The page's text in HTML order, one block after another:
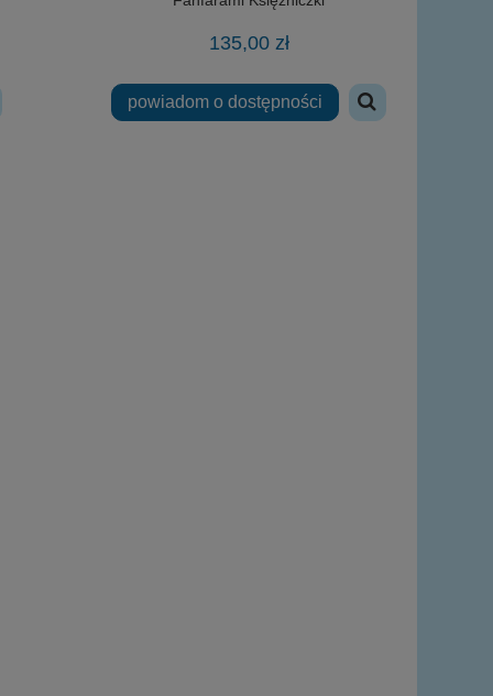
135,00 zł
powiadom o dostępności